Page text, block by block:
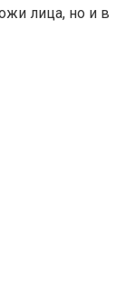
лица, но и в